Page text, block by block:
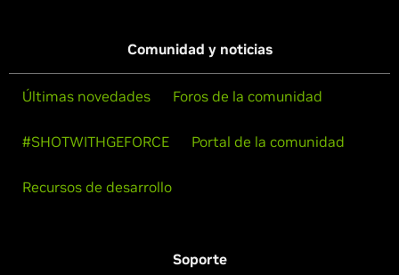
Comunidad y noticias
Últimas novedades Foros de la comunidad
#SHOTWITHGEFORCE Portal de la comunidad
Recursos de desarrollo
Soporte